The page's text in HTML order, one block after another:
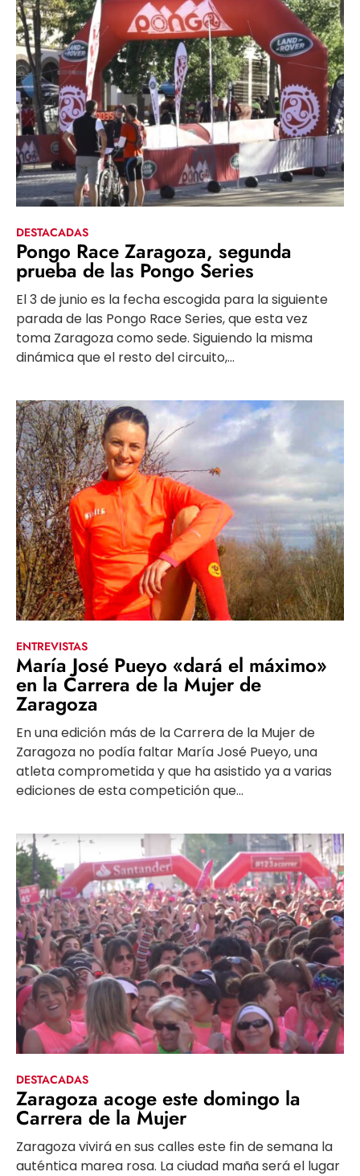
DESTACADAS
Pongo Race Zaragoza, segunda
prueba de las Pongo Series
El 3 de junio es la fecha escogida para la siguiente
parada de las Pongo Race Series, que esta vez
toma Zaragoza como sede. Siguiendo la misma
dinámica que el resto del circuito,...
ENTREVISTAS
María José Pueyo «dará el máximo»
en la Carrera de la Mujer de
Zaragoza
En una edición más de la Carrera de la Mujer de
Zaragoza no podía faltar María José Pueyo, una
atleta comprometida y que ha asistido ya a varias
ediciones de esta competición que...
DESTACADAS
Zaragoza acoge este domingo la
Carrera de la Mujer
Zaragoza vivirá en sus calles este fin de semana la
auténtica marea rosa. La ciudad maña será el lugar